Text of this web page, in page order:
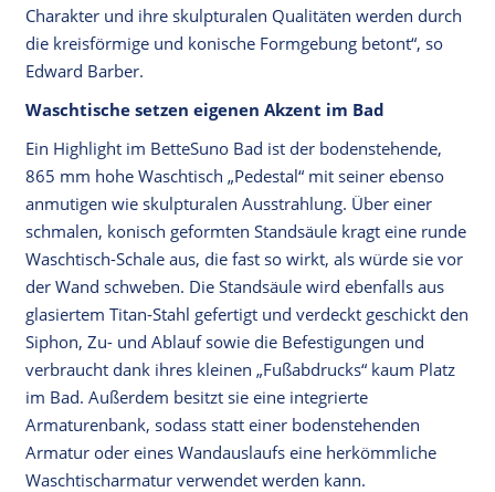
Charakter und ihre skulpturalen Qualitäten werden durch
die kreisförmige und konische Formgebung betont“, so
Edward Barber.
Waschtische setzen eigenen Akzent im Bad
Ein Highlight im BetteSuno Bad ist der bodenstehende,
865 mm hohe Waschtisch „Pedestal“ mit seiner ebenso
anmutigen wie skulpturalen Ausstrahlung. Über einer
schmalen, konisch geformten Standsäule kragt eine runde
Waschtisch-Schale aus, die fast so wirkt, als würde sie vor
der Wand schweben. Die Standsäule wird ebenfalls aus
glasiertem Titan-Stahl gefertigt und verdeckt geschickt den
Siphon, Zu- und Ablauf sowie die Befestigungen und
verbraucht dank ihres kleinen „Fußabdrucks“ kaum Platz
im Bad. Außerdem besitzt sie eine integrierte
Armaturenbank, sodass statt einer bodenstehenden
Armatur oder eines Wandauslaufs eine herkömmliche
Waschtischarmatur verwendet werden kann.